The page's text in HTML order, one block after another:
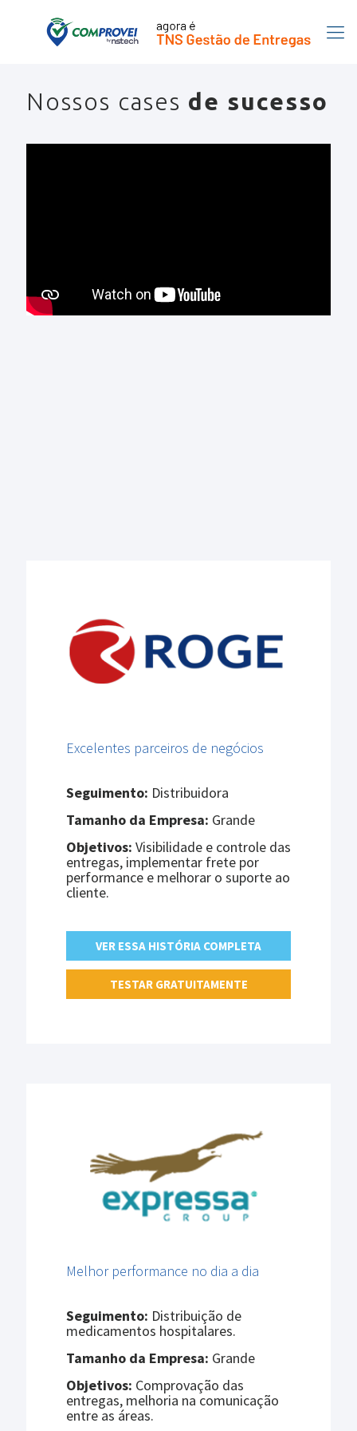
Nossos cases de sucesso
Excelentes parceiros de negócios
Seguimento: Distribuidora
Tamanho da Empresa: Grande
Objetivos: Visibilidade e controle das
entregas, implementar frete por
performance e melhorar o suporte ao
cliente.
VER ESSA HISTÓRIA COMPLETA
TESTAR GRATUITAMENTE
Melhor performance no dia a dia
Seguimento: Distribuição de
medicamentos hospitalares.
Tamanho da Empresa: Grande
Objetivos: Comprovação das
entregas, melhoria na comunicação
entre as áreas.